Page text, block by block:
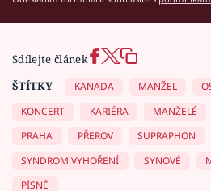
Sdílejte článek
ŠTÍTKY
KANADA MANŽEL
KONCERT
KARIÉRA MANŽELÉ
PRAHA
PŘEROV SUPRAPHON
SYNDROM VYHOŘENÍ
SYNOVÉ
PÍSNĚ